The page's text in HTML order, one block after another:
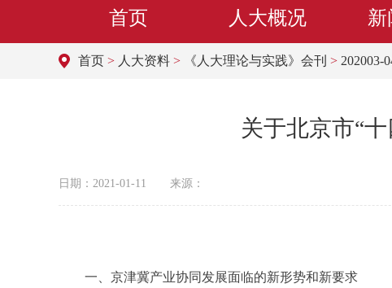
首页 人大概况 新
首页 > 人大资料 > 《人大理论与实践》会刊 > 202003-
关于北京市“
日期：2021-01-11 来源：
一、京津冀产业协同发展面临的新形势和新要求